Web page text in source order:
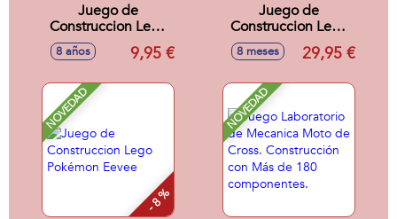
Juego de
Construccion Lego
Star Wars Moto
Speeder del
Grogu
8 años 9,95 €
Juego de
Construccion Lego
Star Wars Speeder
de Cobb Vanth
8 meses 29,95 €
NOVEDAD
- 8 %
NOVEDAD